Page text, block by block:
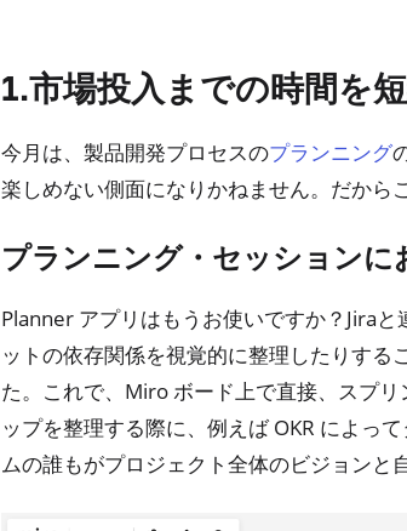
1.市場投入までの時間を
今月は、製品開発プロセスのプランニング
楽しめない側面になりかねません。だから
プランニング・セッションに
Planner アプリはもうお使いですか？Jira
ットの依存関係を視覚的に整理したりす
た。これで、Miro ボード上で直接、スプ
ップを整理する際に、例えば OKR によっ
ムの誰もがプロジェクト全体のビジョンと